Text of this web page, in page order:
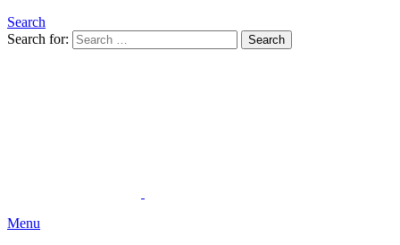
Search
Search for:
Search
Menu